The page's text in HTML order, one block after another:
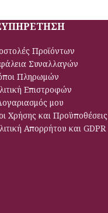
Προϊόντων
Συναλλαγών
Πληρωμών
Eπιστροφών
μου
Χρήσης και Προϋποθέσεις
Απορρήτου και GDPR